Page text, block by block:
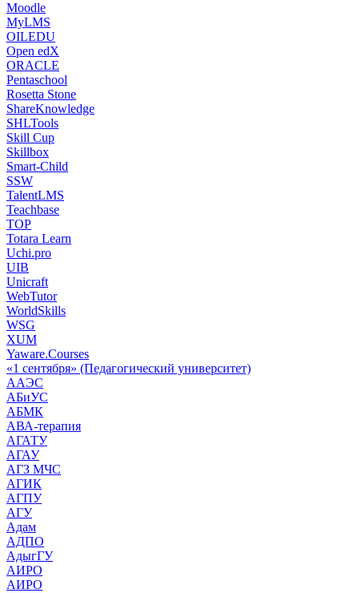
Moodle
MyLMS
OILEDU
Open edX
ORACLE
Pentaschool
Rosetta Stone
ShareKnowledge
SHLTools
Skill Cup
Skillbox
Smart-Child
SSW
TalentLMS
Teachbase
TOP
Totara Learn
Uchi.pro
UIB
Unicraft
WebTutor
WorldSkills
WSG
XUM
Yaware.Courses
«1 сентября» (Педагогический университет)
ААЭС
АБиУС
АБМК
АВА-терапия
АГАТУ
АГАУ
АГЗ МЧС
АГИК
АГПУ
АГУ
Адам
АДПО
АдыгГУ
АИРО
АИРО